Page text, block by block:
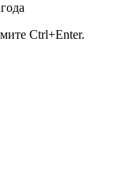
Ctrl+Enter.